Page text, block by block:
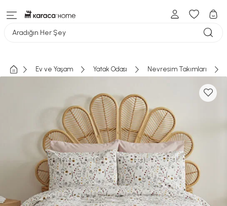
Aradığın Her Şey
Ev ve Yaşam Yatak Odası Nevresim Takımları